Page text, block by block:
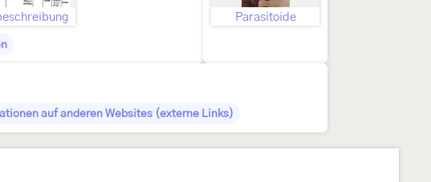
Parasitoide
auf anderen Websites (externe Links)